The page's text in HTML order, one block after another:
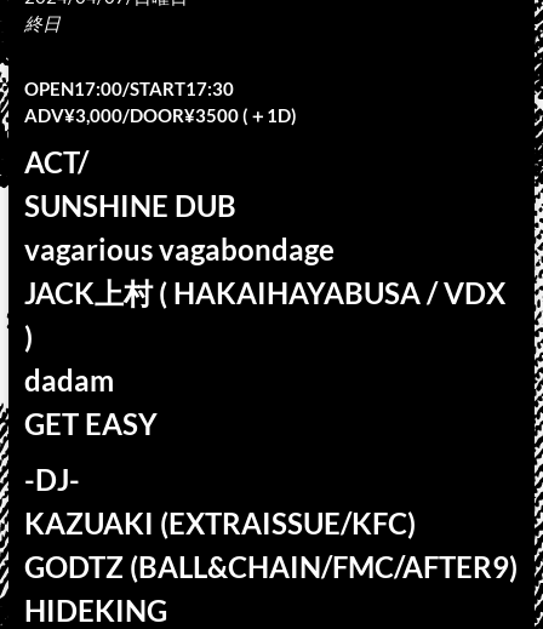
終日
OPEN17:00/START17:30
ADV¥3,000/DOOR¥3500 (＋1D)
ACT/
SUNSHINE DUB
vagarious vagabondage
JACK上村 ( HAKAIHAYABUSA / VDX
)
dadam
GET EASY
-DJ-
KAZUAKI (EXTRAISSUE/KFC)
GODTZ (BALL&CHAIN/FMC/AFTER9)
HIDEKING